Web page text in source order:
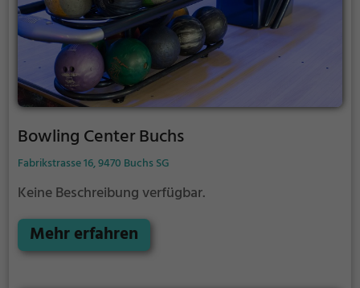
Bowling Center Buchs
Fabrikstrasse 16, 9470 Buchs SG
Keine Beschreibung verfügbar.
Mehr erfahren